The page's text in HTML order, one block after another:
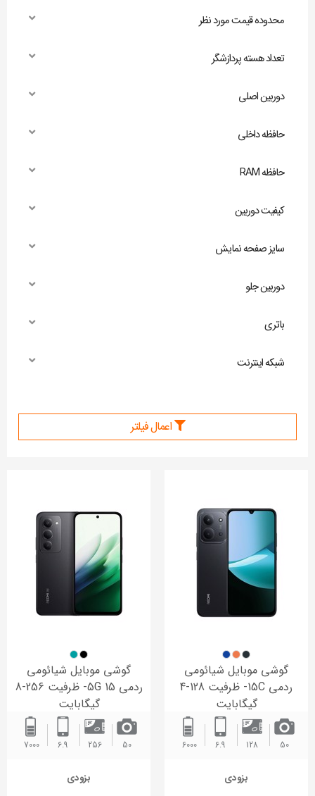
محدوده قیمت مورد نظر
تعداد هسته پردازشگر
دوربین اصلی
حافظه داخلی
حافظه RAM
کیفیت دوربین
سایز صفحه نمایش
دوربین جلو
باتری
شبکه اینترنت
اعمال فیلتر
گوشی موبایل شیائومی
ردمی 15C- ظرفیت 128-4
گیگابایت
50
128
6.9
6000 ‌
بزودی
گوشی موبایل شیائومی
ردمی 15 5G- ظرفیت 256-8
گیگابایت
50
256
6.9
7000 ‌
بزودی